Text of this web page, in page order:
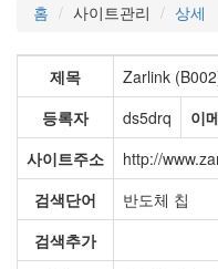
홈 사이트관리 상세
제목
Zarlink
등록자
ds5drq 이
사이트주소
http://
검색단어
반도체 칩
검색추가